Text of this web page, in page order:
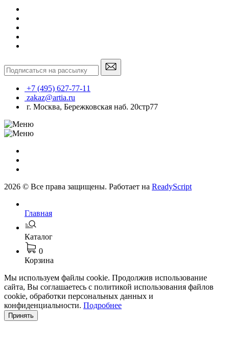
+7 (495) 627-77-11
zakaz@artia.ru
г. Москва, Бережковская наб. 20стр77
2026 © Все права защищены. Работает на ReadyScript
Главная
Каталог
0
Корзина
Мы используем файлы cookie. Продолжив использование
сайта, Вы соглашаетесь с политикой использования файлов
cookie, обработки персональных данных и
конфиденциальности. Подробнее
Принять